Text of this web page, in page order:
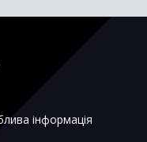
інформація